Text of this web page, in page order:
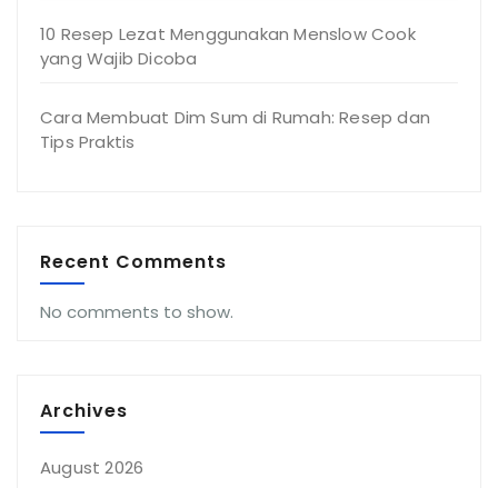
10 Resep Lezat Menggunakan Menslow Cook
yang Wajib Dicoba
Cara Membuat Dim Sum di Rumah: Resep dan
Tips Praktis
Recent Comments
No comments to show.
Archives
August 2026